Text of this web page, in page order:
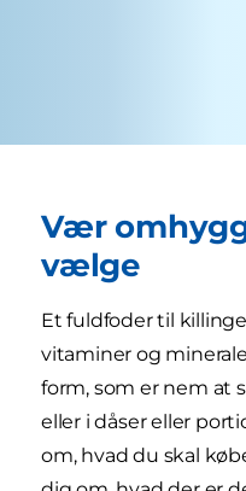
Vær
vælge
Et fuldfoder til
vitaminer og
form, som er nem at
eller i dåser eller
om, hvad du skal